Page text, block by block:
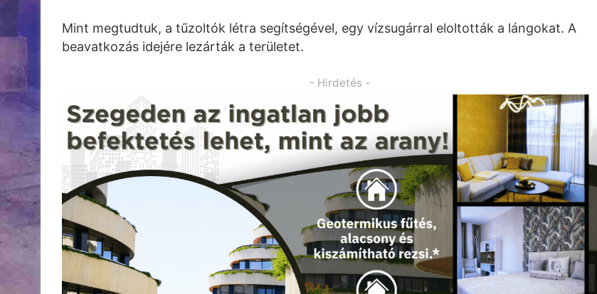
Mint megtudtuk, a tűzoltók létra segítségével, egy vízsugárral eloltották a lángokat. A
beavatkozás idejére lezárták a területet.
- Hirdetés -